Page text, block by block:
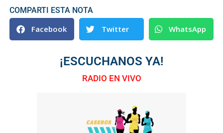
COMPARTI ESTA NOTA
Facebook Twitter WhatsApp
¡ESCUCHANOS YA!
RADIO EN VIVO